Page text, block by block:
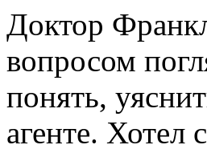
Доктор
вопросом
понять,
агенте. Хотел